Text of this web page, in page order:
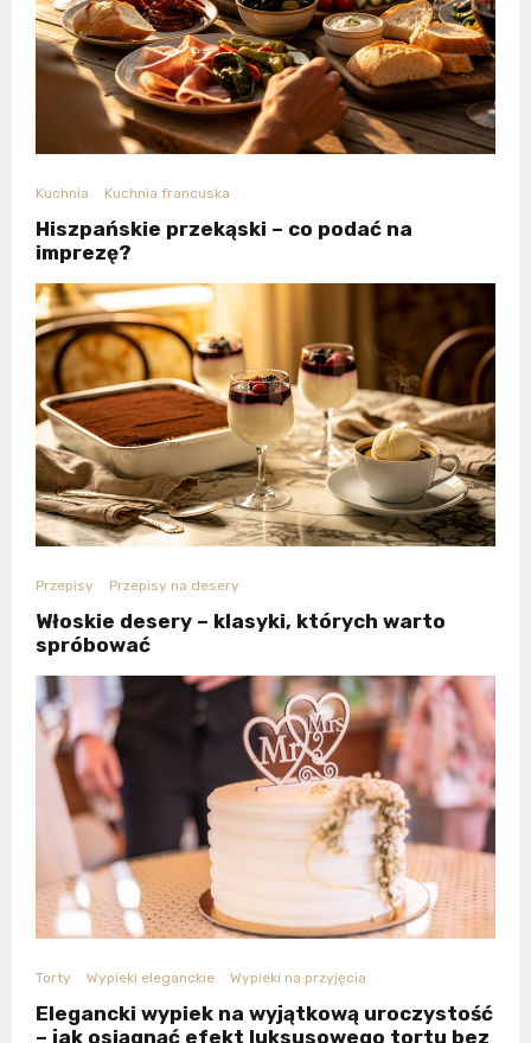
Kuchnia Kuchnia francuska
Hiszpańskie przekąski – co podać na
imprezę?
Przepisy Przepisy na desery
Włoskie desery – klasyki, których warto
spróbować
Torty Wypieki eleganckie Wypieki na przyjęcia
Elegancki wypiek na wyjątkową uroczystość
– jak osiągnąć efekt luksusowego tortu bez